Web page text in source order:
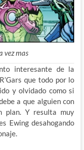
vez mas
interesante de la
que todo por lo
y olvidado como si
a que alguien con
plan. Y resulta muy
Ewing desahogando